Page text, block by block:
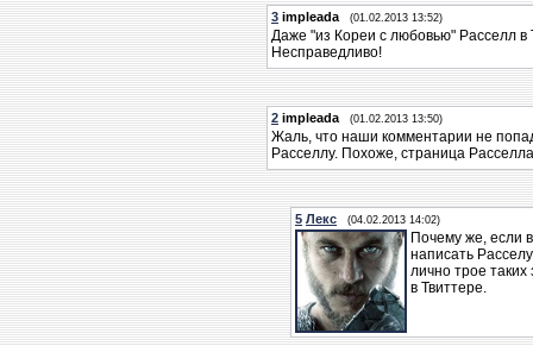
3 impleada (01.02.2013 13:52)
Даже "из Кореи с любовью" Расселл в
Несправедливо!
2 impleada (01.02.2013 13:50)
Жаль, что наши комментарии не
Расселлу. Похоже, страница
5 Лекс (04.02.2013 14:02)
Почему же, если
написать
лично трое
в Твиттере.